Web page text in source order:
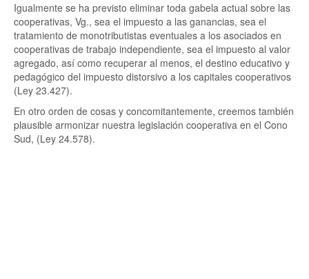
Igualmente se ha previsto eliminar toda gabela actual sobre las
cooperativas, Vg., sea el impuesto a las ganancias, sea el
tratamiento de monotributistas eventuales a los asociados en
cooperativas de trabajo independiente, sea el impuesto al valor
agregado, así como recuperar al menos, el destino educativo y
pedagógico del impuesto distorsivo a los capitales cooperativos
(Ley 23.427).
En otro orden de cosas y concomitantemente, creemos también
plausible armonizar nuestra legislación cooperativa en el Cono
Sud, (Ley 24.578).